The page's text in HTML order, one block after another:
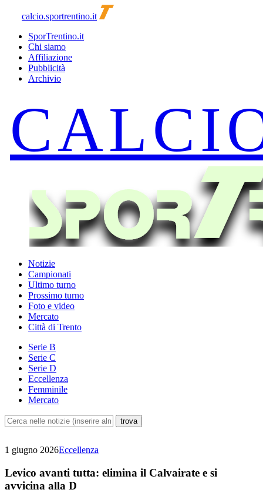
calcio.sportrentino.it
SporTrentino.it
Chi siamo
Affiliazione
Pubblicità
Archivio
Notizie
Campionati
Ultimo turno
Prossimo turno
Foto e video
Mercato
Città di Trento
Serie B
Serie C
Serie D
Eccellenza
Femminile
Mercato
1 giugno 2026Eccellenza
Levico avanti tutta: elimina il Calvairate e si
avvicina alla D